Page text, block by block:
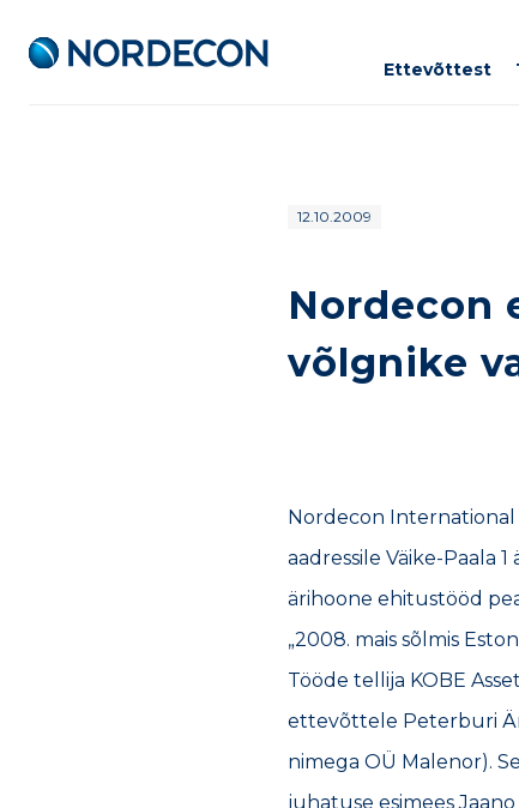
Ettevõttest
12.10.2009
Nordecon
võlgnike
Nordecon International
aadressile Väike-Paala
ärihoone ehitustööd
„2008. mais sõlmis
Tööde tellija KOBE
ettevõttele Peterburi
nimega OÜ Malenor).
juhatuse esimees